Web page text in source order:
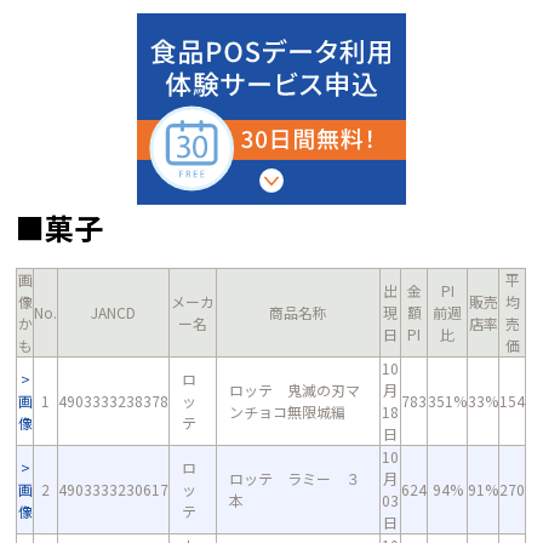
■菓子
画
像
か
も
No. JANCD
メーカ
ー名
商品名称
出
現
日
金
額
PI
PI
前週
比
販売
店率
平
均
売
価
画
像
1 4903333238378
ロ
ッ
テ
ロッテ 鬼滅の刃マ
ンチョコ無限城編
10
月
18
日
783351%33%154
画
像
2 4903333230617
ロ
ッ
テ
ロッテ ラミー ３
本
10
月
03
日
624 94% 91%270